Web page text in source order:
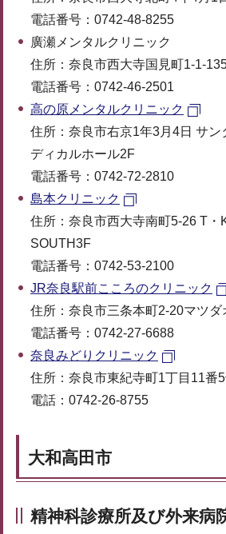
電話番号：0742-48-8255
廣瀬メンタルクリニック
住所：奈良市西大寺国見町1-1-
電話番号：0742-46-2501
高の原メンタルクリニック
住所：奈良市右京1年3月4日 サン
ディカルホール2F
電話番号：0742-72-2810
島本クリニック
住所：奈良市西大寺南町5-26 T・
SOUTH3F
電話番号：0742-53-2100
JR奈良駅前こころのクリニック
住所：奈良市三条本町2-20マツ
電話番号：0742-27-6688
奈良みどりクリニック
住所：奈良市東紀寺町1丁目11番
電話：0742-26-8755
大和高田市
精神科診療所及び外来病